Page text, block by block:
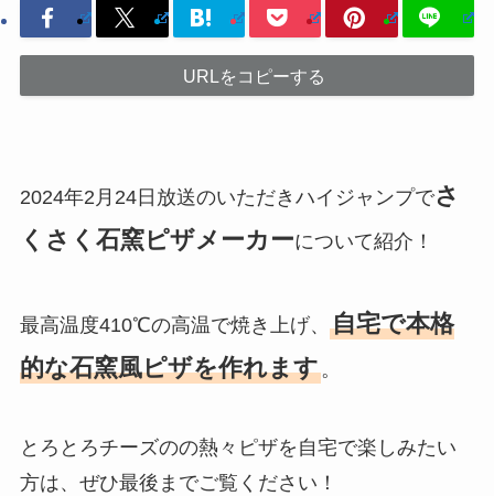
URLをコピーする
2024年2月24日放送のいただきハイジャンプでさ
くさく石窯ピザメーカーについて紹介！
最高温度410℃の高温で焼き上げ、 自宅で本格
的な石窯風ピザを作れます。
とろとろチーズのの熱々ピザを自宅で楽しみたい
方は、ぜひ最後までご覧ください！